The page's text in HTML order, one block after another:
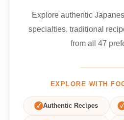
Explore authentic
specialties, traditional
from all 47
EXPLORE WITH
✓ Authentic Recipes ✓